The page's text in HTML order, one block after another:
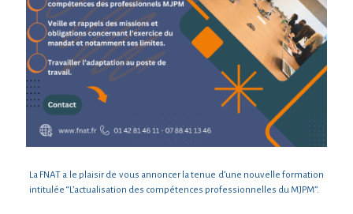
La FNAT a le plaisir de vous annoncer la tenue d’une nouvelle formation
intitulée “L’actualisation des compétences professionnelles du MJPM”.